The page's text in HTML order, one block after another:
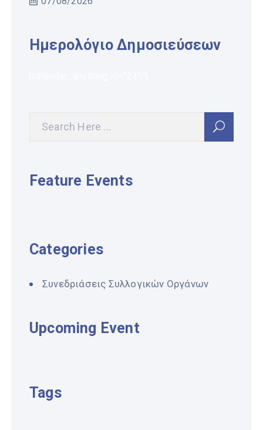
Ημερολόγιο Δημοσιεύσεων
Feature Events
Categories
Συνεδριάσεις Συλλογικών Οργάνων
Upcoming Event
Tags